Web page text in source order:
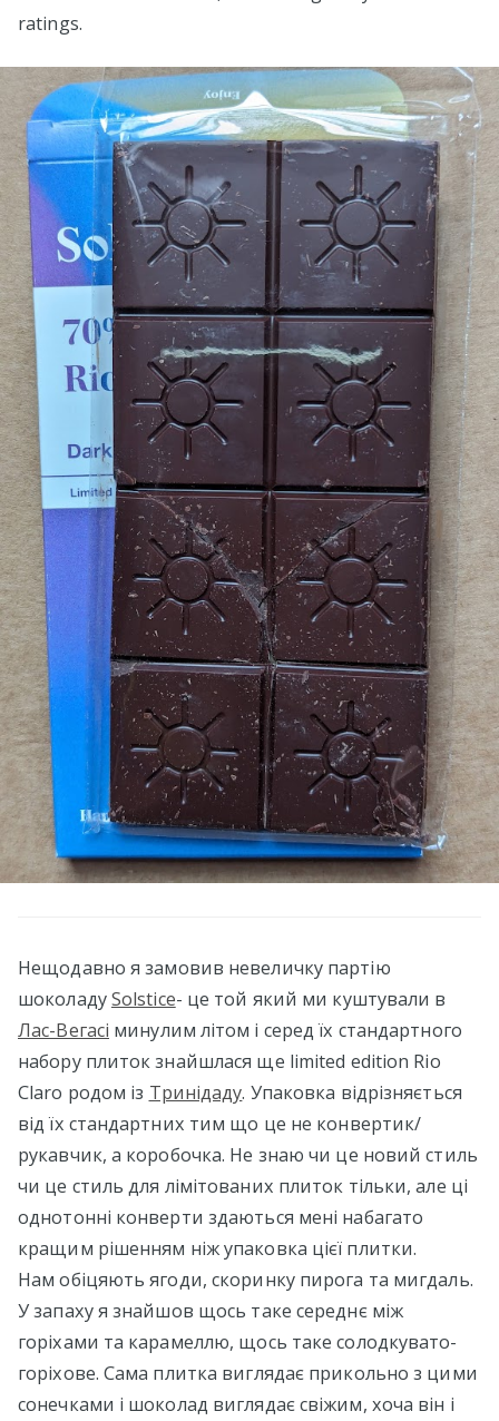
ratings.
Нещодавно я замовив невеличку партію
шоколадуSolstice- це той який ми куштували в
Лас-Вегасі минулим літом і серед їх стандартного
набору плиток знайшлася ще limited edition Rio
Claro родом із Тринідаду. Упаковка відрізняється
від їх стандартних тим що це не конвертик/
рукавчик, а коробочка. Не знаю чи це новий стиль
чи це стиль для лімітованих плиток тільки, але ці
однотонні конверти здаються мені набагато
кращим рішенням ніж упаковка цієї плитки.
Нам обіцяють ягоди, скоринку пирога та мигдаль.
У запаху я знайшов щось таке середнє між
горіхами та карамеллю, щось таке солодкувато-
горіхове. Сама плитка виглядає прикольно з цими
сонечками і шоколад виглядає свіжим, хоча він і